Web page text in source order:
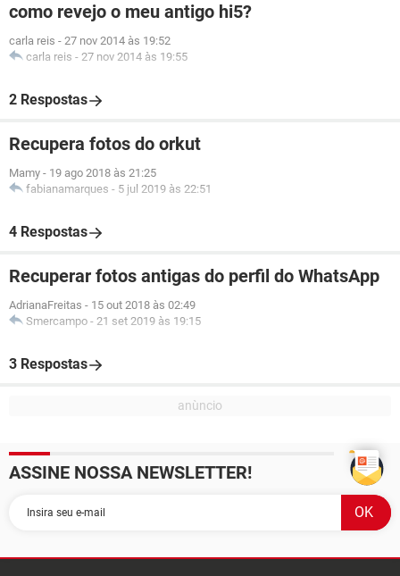
como revejo o meu antigo hi5?
carla reis - 27 nov 2014 às 19:52
carla reis - 27 nov 2014 às 19:55
2 Respostas
Recupera fotos do orkut
Mamy - 19 ago 2018 às 21:25
fabianamarques - 5 jul 2019 às 22:51
4 Respostas
Recuperar fotos antigas do perfil do WhatsApp
AdrianaFreitas - 15 out 2018 às 02:49
Smercampo - 21 set 2019 às 19:15
3 Respostas
ASSINE NOSSA NEWSLETTER!